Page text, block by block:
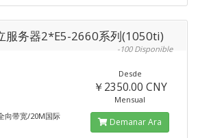
服务器2*E5-2660系列(1050ti)
-100 Disponible
向带宽/20M国际
Desde
￥2350.00 CNY
Mensual
Demanar Ara